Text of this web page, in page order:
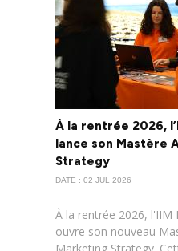
À la rentrée 2026,
lance son Mastère
Strategy
DATE : 02 JUL 2026
À la rentrée 2026, l'IIM
ouvre son nouveau
Marketing Strategy.